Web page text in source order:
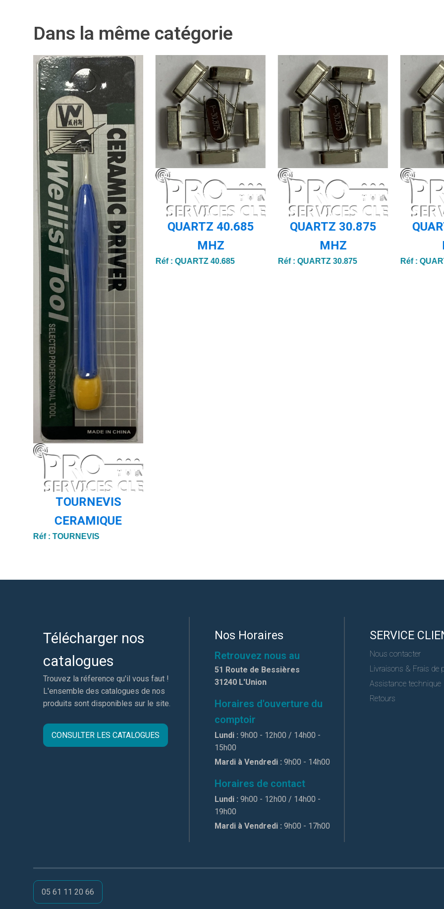
Dans la même catégorie
TOURNEVIS
CERAMIQUE
Réf :TOURNEVIS
QUARTZ 40.685
MHZ
Réf :QUARTZ 40.685
QUARTZ 30.875
MHZ
Réf :QUARTZ 30.875 Réf :
Télécharger nos
catalogues
Trouvez la réference qu'il vous faut !
L'ensemble des catalogues de nos
produits sont disponibles sur le site.
CONSULTER LES CATALOGUES
Nos Horaires
Retrouvez nous au
51 Route de Bessières
31240 L'Union
Horaires d'ouverture du
comptoir
Lundi : 9h00 - 12h00 / 14h00 -
15h00
Mardi à Vendredi : 9h00 - 14h00
Horaires de contact
Lundi : 9h00 - 12h00 / 14h00 -
19h00
Mardi à Vendredi : 9h00 - 17h00
SERVICE
Nous contacter
Livraisons & Frais de
Assistance technique
Retours
05 61 11 20 66